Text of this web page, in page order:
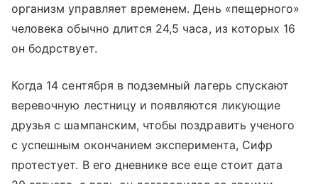
организм управляет временем. День «пещерного»
человека обычно длится 24,5 часа, из которых 16
он бодрствует.
Когда 14 сентября в подземный лагерь спускают
веревочную лестницу и появляются ликующие
друзья с шампанским, чтобы поздравить ученого
с успешным окончанием эксперимента, Сифр
протестует. В его дневнике все еще стоит дата